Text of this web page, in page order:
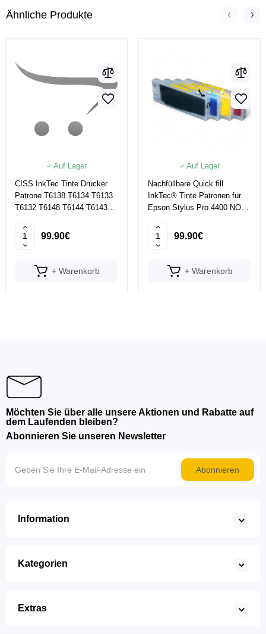
Ähnliche Produkte
Auf Lager
CISS InkTec Tinte Drucker
Patrone T6138 T6134 T6133
T6132 T6148 T6144 T6143
99.90€
+ Warenkorb
Auf Lager
Nachfüllbare Quick fill
InkTec® Tinte Patronen für
Epson Stylus Pro 4400 NON
99.90€
+ Warenkorb
Möchten Sie über alle unsere Aktionen und Rabatte auf
dem Laufenden bleiben?
Abonnieren Sie unseren Newsletter
Abonnieren
Information
Kategorien
Extras